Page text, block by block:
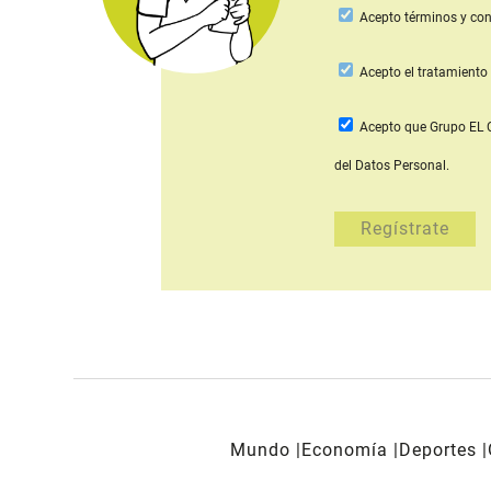
Acepto términos y
Aceptoel tratamiento
Acepto que Grupo EL
del Datos Personal.
Mundo Economía Deportes